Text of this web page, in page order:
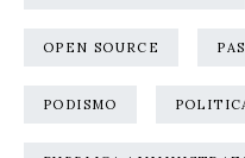
OPEN SOURCE
PODISMO